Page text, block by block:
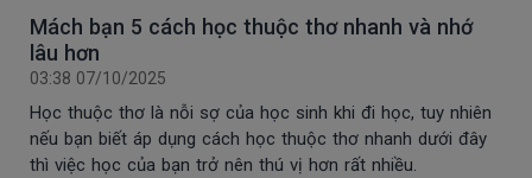
Mách bạn 5 cách học thuộc thơ nhanh và nhớ
lâu hơn
03:38 07/10/2025
Học thuộc thơ là nỗi sợ của học sinh khi đi học, tuy nhiên
nếu bạn biết áp dụng cách học thuộc thơ nhanh dưới đây
thì việc học của bạn trở nên thú vị hơn rất nhiều.